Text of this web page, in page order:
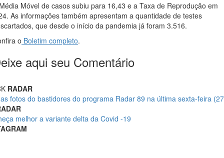
Móvel de casos subiu para 16,43 e a Taxa de Reprodução em
As informações também apresentam a quantidade de testes
que desde o início da pandemia já foram 3.516.
o Boletim completo.
aqui seu Comentário
RADAR
fotos do bastidores do programa Radar 89 na última sexta-feira
melhor a variante delta da Covid -19